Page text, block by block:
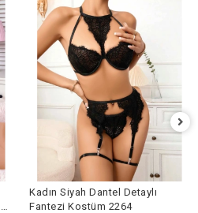
Kadın Siyah Dantel Detaylı
Fantezi Kostüm 2264